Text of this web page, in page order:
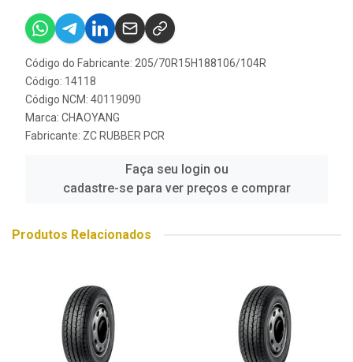
Código do Fabricante: 205/70R15H188106/104R
Código: 14118
Código NCM: 40119090
Marca: CHAOYANG
Fabricante: ZC RUBBER PCR
Faça seu login ou
cadastre-se para ver preços e comprar
Produtos Relacionados